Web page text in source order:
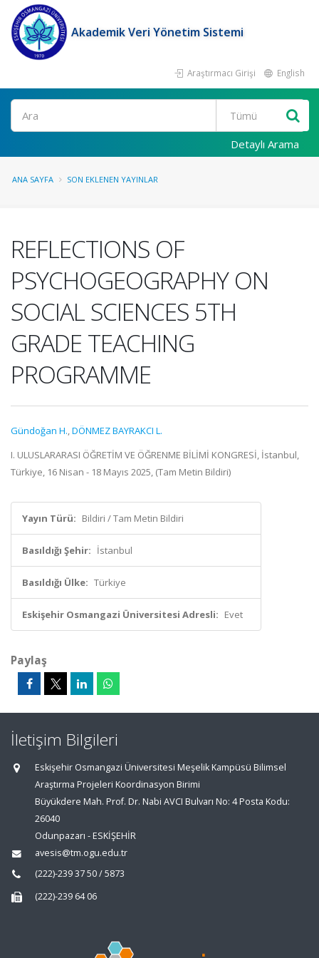
Akademik Veri Yönetim Sistemi
Araştırmacı Girişi English
Ara
Detaylı Arama
ANA SAYFA SON EKLENEN YAYINLAR
REFLECTIONS OF
PSYCHOGEOGRAPHY ON
SOCIAL SCIENCES 5TH
GRADE TEACHING
PROGRAMME
Gündoğan H.,DÖNMEZ BAYRAKCI L.
I. ULUSLARARASI ÖĞRETİM VE ÖĞRENME BİLİMİ KONGRESİ, İstanbul,
Türkiye, 16 Nisan - 18 Mayıs 2025, (Tam Metin Bildiri)
Yayın Türü: Bildiri / Tam Metin Bildiri
Basıldığı Şehir: İstanbul
Basıldığı Ülke: Türkiye
Eskişehir Osmangazi Üniversitesi Adresli: Evet
Paylaş
İletişim Bilgileri
Eskişehir Osmangazi Üniversitesi Meşelik Kampüsü Bilimsel
Araştırma Projeleri Koordinasyon Birimi
Büyükdere Mah. Prof. Dr. Nabi AVCI Bulvarı No: 4 Posta Kodu:
26040
Odunpazarı - ESKİŞEHİR
avesis@tm.ogu.edu.tr
(222)-239 37 50 / 5873
(222)-239 64 06